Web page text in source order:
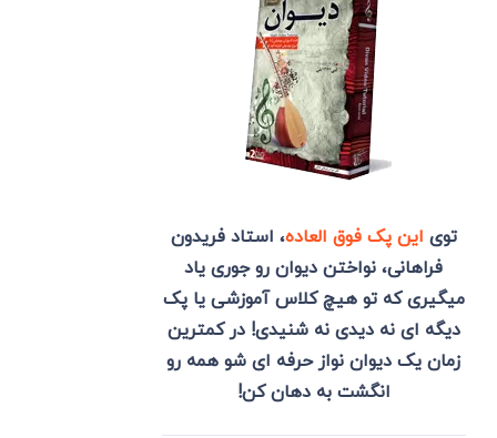
توی این پک فوق العاده، استاد فریدون
فراهانی، نواختن دیوان رو جوری یاد
میگیری که تو هیچ کلاس آموزشی یا پک
دیگه ای نه دیدی نه شنیدی! در کمترین
زمان یک دیوان نواز حرفه ای شو همه رو
انگشت به دهان کن!